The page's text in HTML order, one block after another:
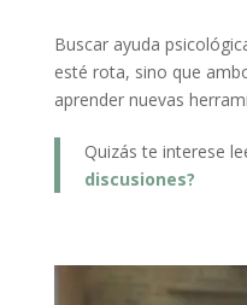
Buscar ayuda
esté rota, sino que
aprender nuevas
Quizás te interese
discusiones?